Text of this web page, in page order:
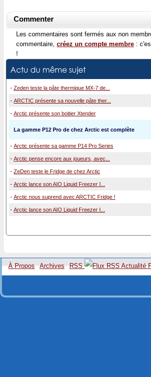
Commenter
Les commentaires sont fermés aux non
commentaire, créez un compte membre :
!
Actu du même sujet
- Zeden teste la pâte thermique MX-7 de...
- ARCTIC présente sa nouvelle pâte ther...
- Arctic présente son boitier Xtender
La gamme P12 Pro de chez Arctic est complète
- Arctic présente sa gamme P14 Pro Series
- Arctic pense encore aux joueurs, avec...
- ZeDen teste le Fridge de chez Arctic
- Arctic lance son AIO Liquid Freezer I...
- Arctic nous suprend avec ARCTIC Fridge !
- Arctic lance son AIO Liquid Freezer I...
À Propos Archives RSS